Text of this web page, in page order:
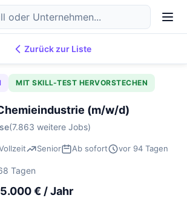
DE
Zurück zur Liste
MIT SKILL-TEST HERVORSTECHEN
(m/w/d)
(7.863 weitere Jobs)
Senior Ab sofort vor 94 Tagen
Tagen
€ / Jahr